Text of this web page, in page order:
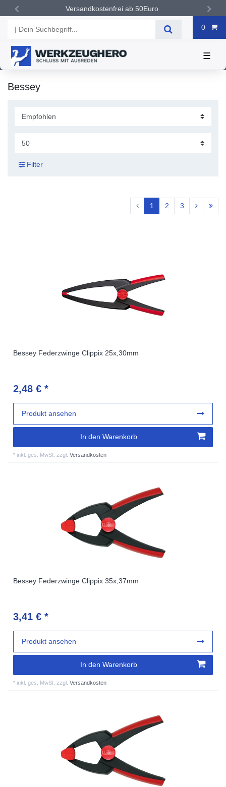
Versandkostenfrei ab 50Euro
0
☰
Bessey
Filter
1 2 3
Bessey Federzwinge Clippix 25x,30mm
2,48 € *
In den Warenkorb
* inkl. ges. MwSt. zzgl.Versandkosten
Produkt ansehen
Bessey Federzwinge Clippix 35x,37mm
3,41 € *
In den Warenkorb
* inkl. ges. MwSt. zzgl.Versandkosten
Produkt ansehen